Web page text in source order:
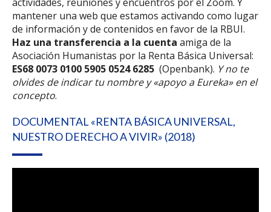
mantener una web que estamos activando como lugar
de información y de contenidos en favor de la RBUI.
Haz una transferencia a la cuenta amiga de la
Asociación Humanistas por la Renta Básica Universal:
ES68 0073 0100 5905 0524 6285 (Openbank). Y no te
olvides de indicar tu nombre y «apoyo a Eureka» en el
concepto.
DOCUMENTAL «RENTA BÁSICA UNIVERSAL,
NUESTRO DERECHO A VIVIR» (2018)